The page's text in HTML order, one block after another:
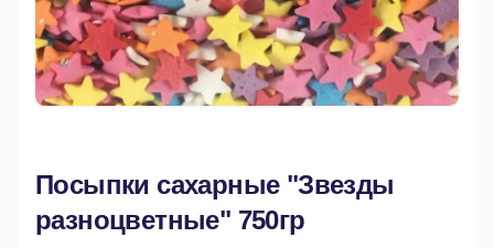
Посыпки сахарные "Звезды
разноцветные" 750гр